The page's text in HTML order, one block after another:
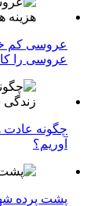
عروسی کم
عروسی را
چگونه عادت‌
آوریم؟
پشت پرده